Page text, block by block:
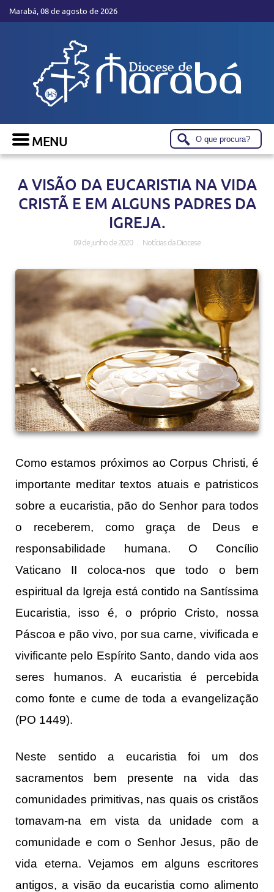
Marabá, 08 de agosto de 2026
A VISÃO DA EUCARISTIA NA VIDA
CRISTÃ E EM ALGUNS PADRES DA
IGREJA.
09 de junho de 2020 . Notícias da Diocese
Como estamos próximos ao Corpus Christi, é
importante meditar textos atuais e patristicos
sobre a eucaristia, pão do Senhor para todos
o receberem, como graça de Deus e
responsabilidade humana. O Concílio
Vaticano II coloca-nos que todo o bem
espiritual da Igreja está contido na Santíssima
Eucaristia, isso é, o próprio Cristo, nossa
Páscoa e pão vivo, por sua carne, vivificada e
vivificante pelo Espírito Santo, dando vida aos
seres humanos. A eucaristia é percebida
como fonte e cume de toda a evangelização
(PO 1449).
Neste sentido a eucaristia foi um dos
sacramentos bem presente na vida das
comunidades primitivas, nas quais os cristãos
tomavam-na em vista da unidade com a
comunidade e com o Senhor Jesus, pão de
vida eterna. Vejamos em alguns escritores
antigos, a visão da eucaristia como alimento